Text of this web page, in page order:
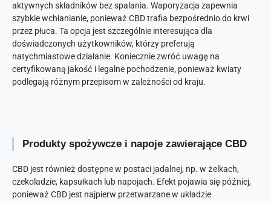
aktywnych składników bez spalania. Waporyzacja zapewnia
szybkie wchłanianie, ponieważ CBD trafia bezpośrednio do krwi
przez płuca. Ta opcja jest szczególnie interesująca dla
doświadczonych użytkowników, którzy preferują
natychmiastowe działanie. Koniecznie zwróć uwagę na
certyfikowaną jakość i legalne pochodzenie, ponieważ kwiaty
podlegają różnym przepisom w zależności od kraju.
Produkty spożywcze i napoje zawierające CBD
CBD jest również dostępne w postaci jadalnej, np. w żelkach,
czekoladzie, kapsułkach lub napojach. Efekt pojawia się później,
ponieważ CBD jest najpierw przetwarzane w układzie